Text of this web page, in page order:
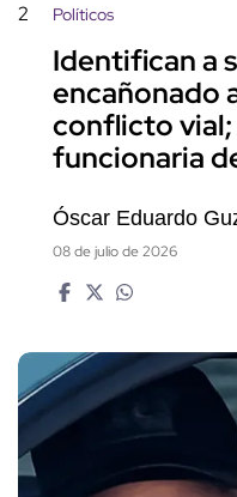
2 Políticos
Identifican a
encañonado
conflicto vial;
funcionaria
Óscar Eduardo
08 de julio de 2026